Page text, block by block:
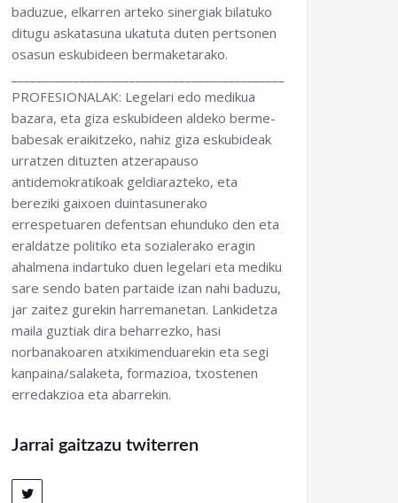
baduzue, elkarren arteko sinergiak bilatuko
ditugu askatasuna ukatuta duten pertsonen
osasun eskubideen bermaketarako.
PROFESIONALAK: Legelari edo medikua
bazara, eta giza eskubideen aldeko berme-
babesak eraikitzeko, nahiz giza eskubideak
urratzen dituzten atzerapauso
antidemokratikoak geldiarazteko, eta
bereziki gaixoen duintasunerako
errespetuaren defentsan ehunduko den eta
eraldatze politiko eta sozialerako eragin
ahalmena indartuko duen legelari eta mediku
sare sendo baten partaide izan nahi baduzu,
jar zaitez gurekin harremanetan. Lankidetza
maila guztiak dira beharrezko, hasi
norbanakoaren atxikimenduarekin eta segi
kanpaina/salaketa, formazioa, txostenen
erredakzioa eta abarrekin.
Jarrai gaitzazu twiterren